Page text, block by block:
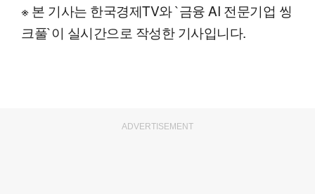
※ 본 기사는 한국경제TV와 `금융 AI 전문기업 씽
크풀`이 실시간으로 작성한 기사입니다.
ADVERTISEMENT